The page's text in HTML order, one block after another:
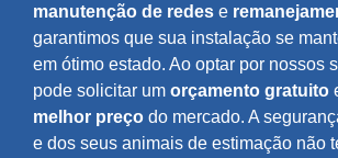
manutenção de redes e
garantimos que sua instalação se
em ótimo estado. Ao optar por nossos
pode solicitar um orçamento gratuito
melhor preço do mercado. A
e dos seus animais de estimação não